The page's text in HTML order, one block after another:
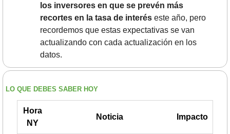
los inversores en que se prevén más
recortes en la tasa de interés este año, pero
recordemos que estas expectativas se van
actualizando con cada actualización en los
datos.
LO QUE DEBES SABER HOY
Hora
NY
Noticia Impacto